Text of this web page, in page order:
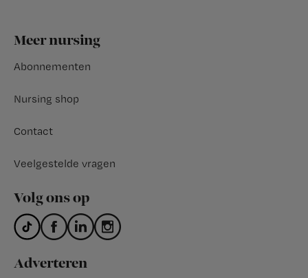
Footer
Meer nursing
Abonnementen
Nursing shop
Contact
Veelgestelde vragen
Volg ons op
Adverteren